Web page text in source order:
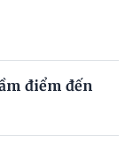
điểm đến